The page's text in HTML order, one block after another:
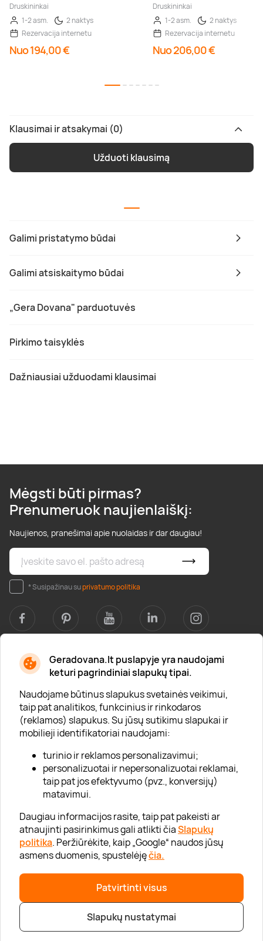
Geradovana.lt puslapyje yra naudojami
keturi pagrindiniai slapukų tipai.
Naudojame būtinus slapukus svetainės veikimui,
taip pat analitikos, funkcinius ir rinkodaros
(reklamos) slapukus. Su jūsų sutikimu slapukai ir
mobilieji identifikatoriai naudojami:
turinio ir reklamos personalizavimui;
personalizuotai ir nepersonalizuotai reklamai,
taip pat jos efektyvumo (pvz., konversijų)
matavimui.
Daugiau informacijos rasite, taip pat pakeisti ar
atnaujinti pasirinkimus gali atlikti čiaSlapukų
politika. Peržiūrėkite, kaip „Google“ naudos jūsų
asmens duomenis, spustelėjęčia.
Patvirtinti visus
Slapukų nustatymai
Galimi pristatymo būdai
Galimi atsiskaitymo būdai
„Gera Dovana" parduotuvės
Pirkimo taisyklės
Dažniausiai užduodami klausimai
Druskininkai
1-2 asm.
2 naktys
Rezervacija internetu
Nuo 194,00 €
Druskininkai
1-2 asm.
2 naktys
Rezervacija internetu
Nuo 206,00 €
Klausimai ir atsakymai (0)
Užduoti klausimą
Mėgsti būti pirmas?
Prenumeruok naujienlaiškį:
Naujienos, pranešimai apie nuolaidas ir dar daugiau!
* Susipažinau suprivatumo politika
Apie mus
Apie „Gera Dovana“
Lojalumo klubas
Karjera
Visi partneriai
Kontaktai
Tinklaraštis
Informacija